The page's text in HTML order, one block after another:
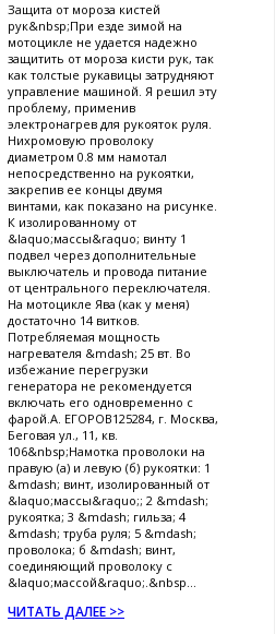
Защита от мороза кистей
рук&nbsp;При езде зимой на
мотоцикле не удается надежно
защитить от мороза кисти рук, так
как толстые рукавицы затрудняют
управление машиной. Я решил эту
проблему, применив
электронагрев для рукояток руля.
Нихромовую проволоку
диаметром 0.8 мм намотал
непосредственно на рукоятки,
закрепив ее концы двумя
винтами, как показано на рисунке.
К изолированному от
&laquo;массы&raquo; винту 1
подвел через дополнительные
выключатель и провода питание
от центрального переключателя.
На мотоцикле Ява (как у меня)
достаточно 14 витков.
Потребляемая мощность
нагревателя &mdash; 25 вт. Во
избежание перегрузки
генератора не рекомендуется
включать его одновременно с
фарой.А. ЕГОРОВ125284, г. Москва,
Беговая ул., 11, кв.
106&nbsp;Намотка проволоки на
правую (а) и левую (б) рукоятки: 1
&mdash; винт, изолированный от
&laquo;массы&raquo;; 2 &mdash;
рукоятка; 3 &mdash; гильза; 4
&mdash; труба руля; 5 &mdash;
проволока; б &mdash; винт,
соединяющий проволоку с
&laquo;массой&raquo;.&nbsp...
ЧИТАТЬ ДАЛЕЕ >>